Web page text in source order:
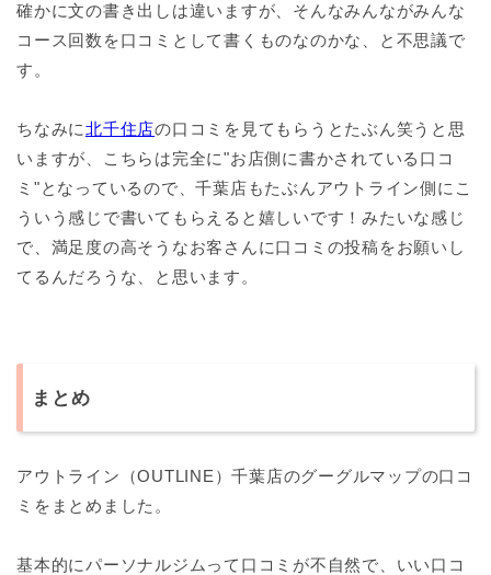
確かに文の書き出しは違いますが、そんなみんながみんな
コース回数を口コミとして書くものなのかな、と不思議で
す。
ちなみに北千住店の口コミを見てもらうとたぶん笑うと思
いますが、こちらは完全に"お店側に書かされている口コ
ミ"となっているので、千葉店もたぶんアウトライン側にこ
ういう感じで書いてもらえると嬉しいです！みたいな感じ
で、満足度の高そうなお客さんに口コミの投稿をお願いし
てるんだろうな、と思います。
まとめ
アウトライン（OUTLINE）千葉店のグーグルマップの口コ
ミをまとめました。
基本的にパーソナルジムって口コミが不自然で、いい口コ